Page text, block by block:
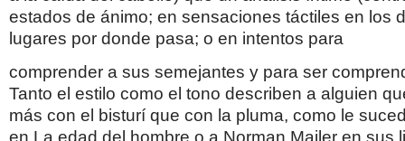
estados de ánimo; en sensaciones táctiles en los
lugares por donde pasa; o en intentos para
comprender a sus semejantes y para ser
Tanto el estilo como el tono describen a alguien
más con el bisturí que con la pluma, como le
en La edad del hombre o a Norman Mailer en sus